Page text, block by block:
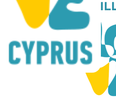
PHIL’S BAR &